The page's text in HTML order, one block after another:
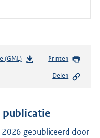
(GML)b
n
s
Printen
Delen
publicatie
gepubliceerd door